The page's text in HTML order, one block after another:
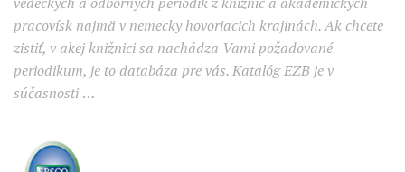
pracovísk najmä v nemecky hovoriacich krajinách. Ak chcete
zistiť, v akej knižnici sa nachádza Vami požadované
periodikum, je to databáza pre vás. Katalóg EZB je v
súčasnosti …